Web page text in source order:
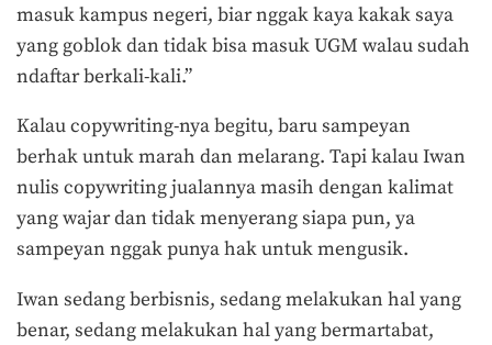
masuk kampus negeri, biar nggak kaya kakak saya
yang goblok dan tidak bisa masuk UGM walau sudah
ndaftar berkali-kali.”
Kalau copywriting-nya begitu, baru sampeyan
berhak untuk marah dan melarang. Tapi kalau Iwan
nulis copywriting jualannya masih dengan kalimat
yang wajar dan tidak menyerang siapa pun, ya
sampeyan nggak punya hak untuk mengusik.
Iwan sedang berbisnis, sedang melakukan hal yang
benar, sedang melakukan hal yang bermartabat,